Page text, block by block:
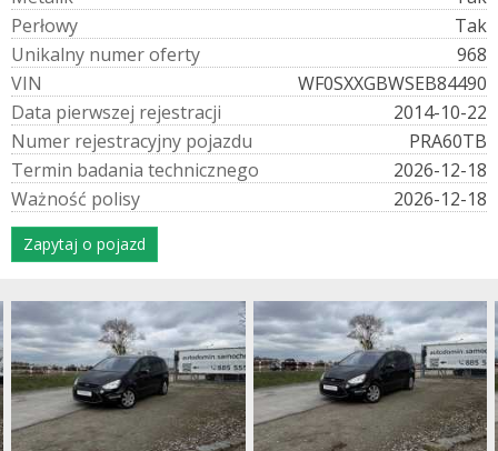
Perłowy
Tak
Unikalny numeroferty
968
VIN
WF0SXXGBWSEB84490
Data pierwszej rejestracji
2014-10-22
Numer rejestracyjny pojazdu
PRA60TB
Termin badania technicznego
2026-12-18
Ważność polisy 2026-12-18
Zapytaj o pojazd